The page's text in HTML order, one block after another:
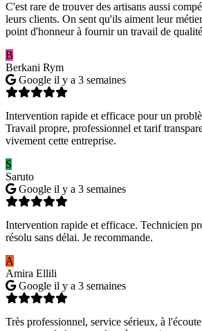
C'est rare de trouver des artisans aussi
leurs clients. On sent qu'ils aiment leur
point d'honneur à fournir un travail de
B
Berkani Rym
Google il y a 3 semaines
Intervention rapide et efficace pour un
Travail propre, professionnel et tarif
vivement cette entreprise.
S
Saruto
Google il y a 3 semaines
Intervention rapide et efficace. Technicien
résolu sans délai. Je recommande.
A
Amira Ellili
Google il y a 3 semaines
Très professionnel, service sérieux, à